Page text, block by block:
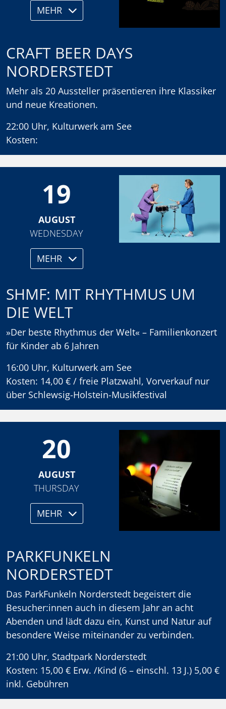
MEHR
CRAFT BEER DAYS
NORDERSTEDT
Mehr als 20 Aussteller präsentieren ihre Klassiker
und neue Kreationen.
22:00 Uhr, Kulturwerk am See
Kosten:
19
AUGUST
WEDNESDAY
MEHR
SHMF: MIT RHYTHMUS UM
DIE WELT
»Der beste Rhythmus der Welt« – Familienkonzert
für Kinder ab 6 Jahren
16:00 Uhr, Kulturwerk am See
Kosten: 14,00 € / freie Platzwahl, Vorverkauf nur
über Schlewsig-Holstein-Musikfestival
20
AUGUST
THURSDAY
MEHR
PARKFUNKELN
NORDERSTEDT
Das ParkFunkeln Norderstedt begeistert die
Besucher:innen auch in diesem Jahr an acht
Abenden und lädt dazu ein, Kunst und Natur auf
besondere Weise miteinander zu verbinden.
21:00 Uhr, Stadtpark Norderstedt
Kosten: 15,00 € Erw. /Kind (6 – einschl. 13 J.) 5,00 €
inkl. Gebühren